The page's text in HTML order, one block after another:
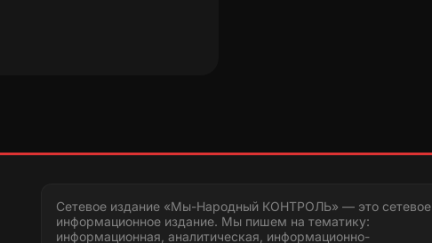
Сетевое издание «Мы-Народный КОНТРОЛЬ» — это сетевое
информационное издание. Мы пишем на тематику:
информационная, аналитическая, информационно-